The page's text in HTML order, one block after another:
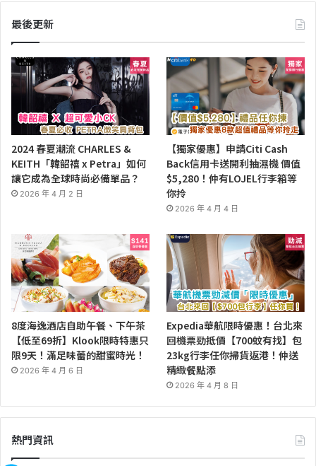
最後更新
2024 春夏潮流 CHARLES &
KEITH「韓韶禧 x Petra」如何
讓它成為全球時尚必備單品？
2026 年 4 月 2 日
【獨家優惠】申請Citi Cash
Back信用卡送開利抽濕機 價值
$5,280！仲有LOJEL行李箱等
你拎
2026 年 4 月 4 日
8度海逸酒店自助午餐、下午茶
【低至69折】Klook限時特惠只
限9天！滿足味蕾的甜蜜時光！
2026 年 4 月 6 日
Expedia華航限時優惠！台北來
回機票勁抵價【700蚊有找】包
23kg行李任你掃貨返港！仲送
精緻餐點添
2026 年 4 月 8 日
熱門資訊